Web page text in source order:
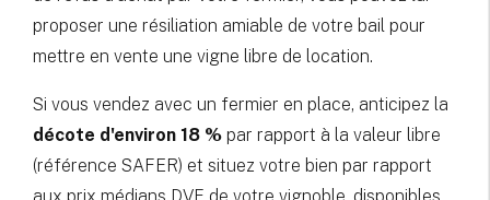
proposer une résiliation amiable de votre bail pour
mettre en vente une vigne libre de location.
Si vous vendez avec un fermier en place, anticipez la
décote d'environ 18 % par rapport à la valeur libre
(référence SAFER) et situez votre bien par rapport